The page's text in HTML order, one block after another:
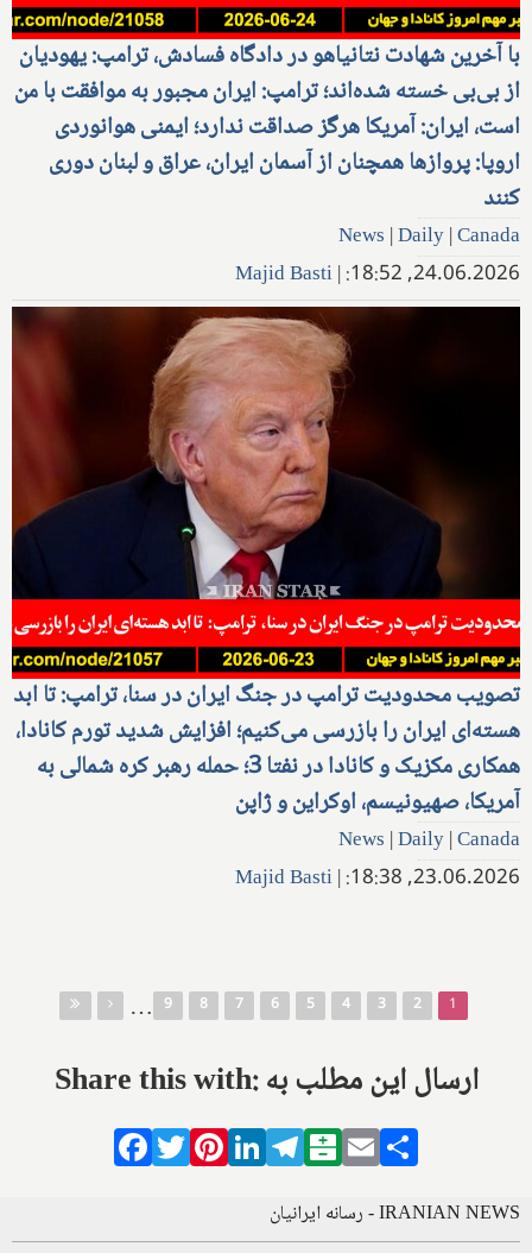
با آخرین شهادت نتانیاهو در دادگاه فسادش، ترامپ: یهودیان
از بی‌بی خسته شده‌اند؛ ترامپ: ایران مجبور به موافقت با من
است، ایران: آمریکا هرگز صداقت ندارد؛ ایمنی هوانوردی
اروپا: پروازها همچنان از آسمان ایران، عراق و لبنان دوری
کنند
News |Daily|Canada
24.06.2026, 18:52:
|
Majid Basti
تصویب محدودیت ترامپ در جنگ ایران در سنا، ترامپ: تا ابد
هسته‌ای ایران را بازرسی می‌کنیم؛ افزایش شدید تورم کانادا،
همکاری مکزیک و کانادا در نفتا 3؛ حمله رهبر کره شمالی به
آمریکا، صهیونیسم، اوکراین و ژاپن
News |Daily|Canada
23.06.2026, 18:38:
|
Majid Basti
1
2
3
4
5
6
7
8
9
…
Share this with: ارسال این مطلب به
Facebook
TwitterPinterestLinkedIn
Telegram
Balatarin
Email
IRANIAN NEWS - رسانه ایرانیان